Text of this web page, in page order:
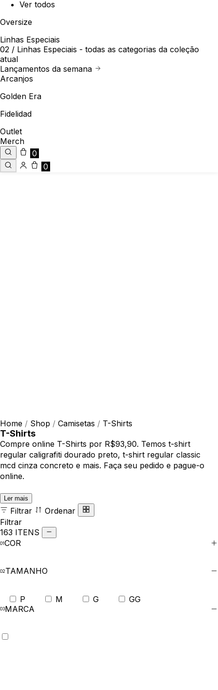
Ver todos
Oversize
Linhas Especiais
02 / Linhas Especiais - todas as categorias da coleção
atual
Lançamentos da semana
Arcanjos
Golden Era
Fidelidad
Outlet
Merch
0
0
Home / Shop / Camisetas / T-Shirts
T-Shirts
Compre online T-Shirts por R$93,90. Temos t-shirt
regular caligrafiti dourado preto, t-shirt regular classic
mcd cinza concreto e mais. Faça seu pedido e pague-o
online.
Ler mais
Filtrar
Ordenar
Filtrar
163 ITENS
COR
TAMANHO
P M G
GG
MARCA